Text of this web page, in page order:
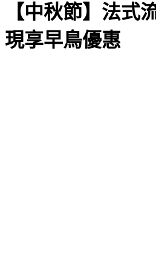
【中秋節】法式
現享早鳥優惠